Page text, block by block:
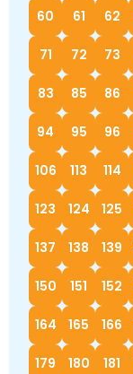
60 61 62
71 72 73
83 85 86
94 95 96
106 113 114
123 124 125
137 138 139
150 151 152
164 165 166
179 180 181